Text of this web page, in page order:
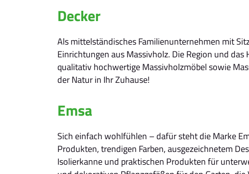
Decker
Als mittelständisches Familienunternehmen mit
Einrichtungen aus Massivholz. Die Region und
qualitativ hochwertige Massivholzmöbel sowie
der Natur in Ihr Zuhause!
Emsa
Sich einfach wohlfühlen – dafür steht die Marke
Produkten, trendigen Farben, ausgezeichnetem
Isolierkanne und praktischen Produkten für